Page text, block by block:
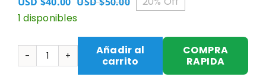
El
era:
USD
$50.00.
El
es:
USD
$40.00.
1 disponibles
INMUNO-
Añadir al
carrito
COMPRA
RAPIDA